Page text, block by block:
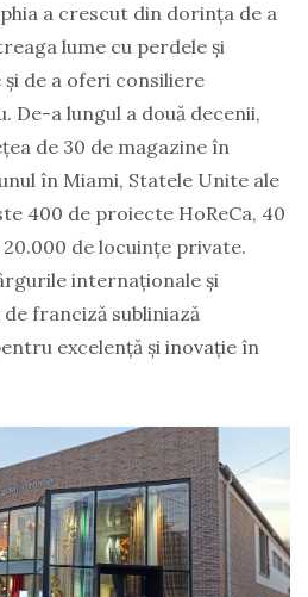
a crescut din dorința de a
lume cu perdele și
de a oferi consiliere
De-a lungul a două decenii,
de 30 de magazine în
în Miami, Statele Unite ale
400 de proiecte HoReCa, 40
de locuințe private.
internaționale și
franciză subliniază
excelență și inovație în